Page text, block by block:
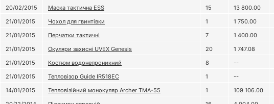
20/02/2015
Маска тактична ESS 15 13 800.00
21/01/2015
Чохол для гвинтівки 1 1 750.00
21/01/2015
Перчатки тактичні 7 1 400.00
21/01/2015
Окуляри захисні UVEX Genesis 20 1 747.08
21/01/2015
Костюм водонепроникний 8 --
21/01/2015
Тепловізор Guide IR518EC 1 --
14/01/2015
Тепловізійний монокуляр Archer TMA-55 1 109 106.00